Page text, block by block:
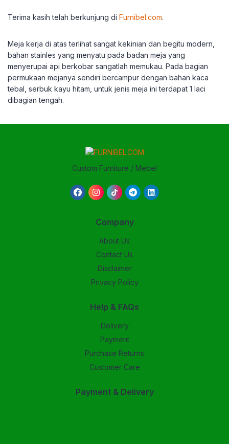
Terima kasih telah berkunjung di Furnibel.com.
Meja kerja di atas terlihat sangat kekinian dan begitu modern,
bahan stainles yang menyatu pada badan meja yang
menyerupai api berkobar sangatlah memukau. Pada bagian
permukaan mejanya sendiri bercampur dengan bahan kaca
tebal, serbuk kayu hitam, untuk jenis meja ini terdapat 1 laci
dibagian tengah.
Custom Furniture / Mebel
Company
About Us
Contact Us
Disclaimer
Privacy Policy
Help & FAQs
Delivery
Payment
Purchase Returns
Customer Care
Payment & Delivery